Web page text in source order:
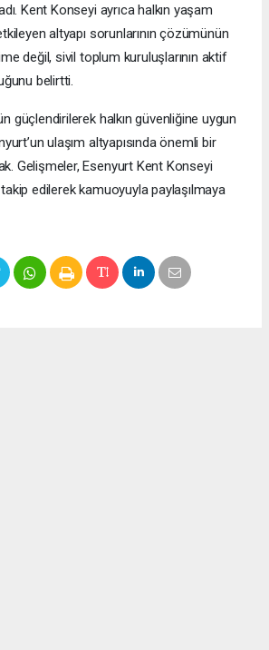
Kent Konseyi ayrıca halkın yaşam
altyapı sorunlarının çözümünün
değil, sivil toplum kuruluşlarının aktif
belirtti.
güçlendirilerek halkın güvenliğine uygun
ulaşım altyapısında önemli bir
Gelişmeler, Esenyurt Kent Konseyi
edilerek kamuoyuyla paylaşılmaya